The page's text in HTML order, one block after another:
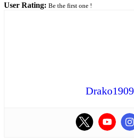
User Rating: Be the first one !
Drako1909